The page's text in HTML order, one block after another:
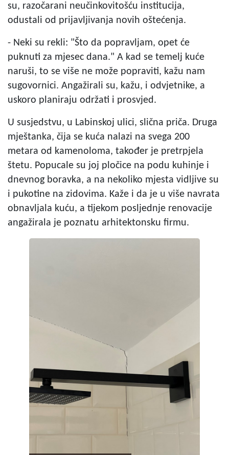
su, razočarani neučinkovitošću institucija,
odustali od prijavljivanja novih oštećenja.
- Neki su rekli: "Što da popravljam, opet će
puknuti za mjesec dana." A kad se temelj kuće
naruši, to se više ne može popraviti, kažu nam
sugovornici. Angažirali su, kažu, i odvjetnike, a
uskoro planiraju održati i prosvjed.
U susjedstvu, u Labinskoj ulici, slična priča. Druga
mještanka, čija se kuća nalazi na svega 200
metara od kamenoloma, također je pretrpjela
štetu. Popucale su joj pločice na podu kuhinje i
dnevnog boravka, a na nekoliko mjesta vidljive su
i pukotine na zidovima. Kaže i da je u više navrata
obnavljala kuću, a tijekom posljednje renovacije
angažirala je poznatu arhitektonsku firmu.